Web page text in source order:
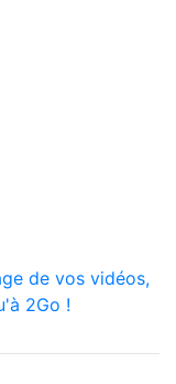
de vos vidéos,
2Go !